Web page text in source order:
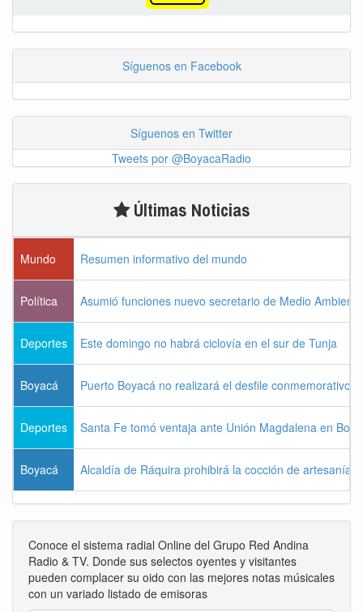
Síguenos en Facebook
Síguenos en Twitter
Tweets por @BoyacaRadio
Últimas Noticias
Mundo Resumen informativo del mundo
Política Asumió funciones nuevo secretario de Medio
Deportes Este domingo no habrá ciclovía en el sur de Tunja
Boyacá Puerto Boyacá no realizará el desfile conmemorativo
Deportes Santa Fe tomó ventaja ante Unión Magdalena en
Boyacá Alcaldía de Ráquira prohibirá la cocción de
Conoce el sistema radial Online del Grupo Red Andina
Radio & TV. Donde sus selectos oyentes y visitantes
pueden complacer su oido con las mejores notas músicales
con un variado listado de emisoras